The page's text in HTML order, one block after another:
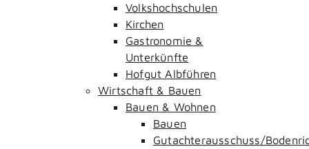
Volkshochschulen
Kirchen
Gastronomie &
Unterkünfte
Hofgut Albführen
Wirtschaft & Bauen
Bauen & Wohnen
Bauen
Gutachterausschuss/